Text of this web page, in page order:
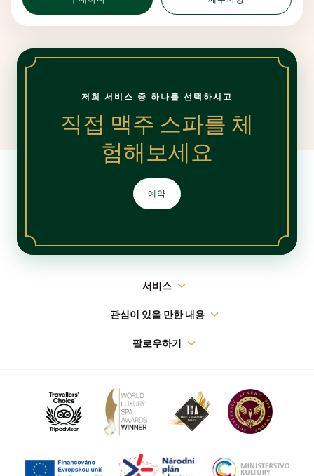
저희 서비스 중 하나를 선택하시고
직접 맥주 스파를 체
험해보세요
예약
션
서비스
관심이 있을 만한 내용
팔로우하기